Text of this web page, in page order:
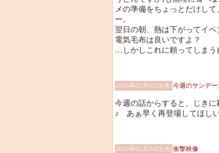
メの準備をちょっとだけし
ー。
翌日の朝、熱は下がってイ
電気毛布は良いですよ？
…しかしこれに頼ってしま
2003年02月05日(水)今週のサンデ
今週の話からすると、じき
♪ あぁ早く再登場してほし
2003年02月04日(火)衝撃映像